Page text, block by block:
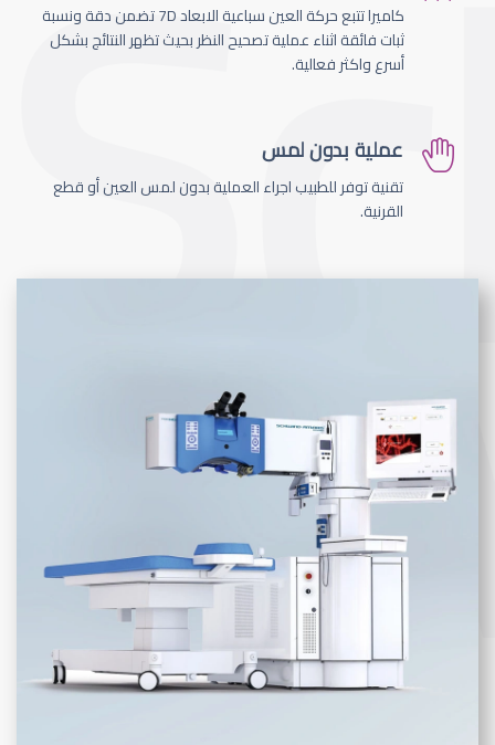
كاميرا تتبع حركة العين سباعية الابعاد 7D تضمن دقة ونسبة
ثبات فائقة اثناء عملية تصحيح النظر بحيث تظهر النتائج بشكل
أسرع واكثر فعالية.
عملية بدون لمس
تقنية توفر للطبيب اجراء العملية بدون لمس العين أو قطع
القرنية.